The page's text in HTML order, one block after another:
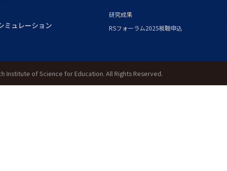
ミュレーション
研究成果
RSフォーラム2025視聴申込
Institute of Science for Education. All Rights Reserved.